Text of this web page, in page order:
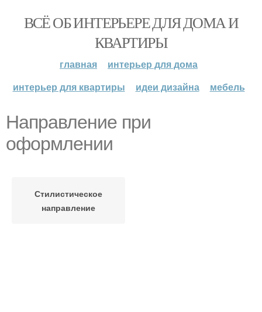
ВСЁ ОБ ИНТЕРЬЕРЕ ДЛЯ ДОМА И
КВАРТИРЫ
главная
интерьер для дома
интерьер для квартиры
идеи дизайна мебель
Направление при
оформлении
Стилистическое
направление